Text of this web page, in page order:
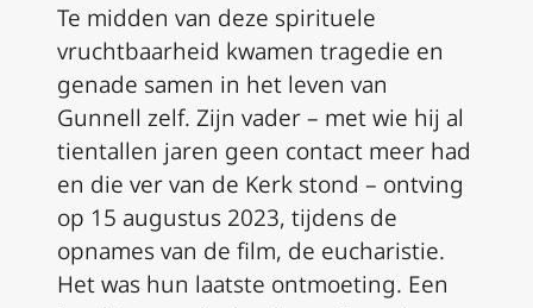
Te midden van deze spirituele
vruchtbaarheid kwamen tragedie en
genade samen in het leven van
Gunnell zelf. Zijn vader – met wie hij al
tientallen jaren geen contact meer had
en die ver van de Kerk stond – ontving
op 15 augustus 2023, tijdens de
opnames van de film, de eucharistie.
Het was hun laatste ontmoeting. Een